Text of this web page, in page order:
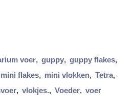
voer, guppy, guppy flakes,
mini flakes, mini vlokken, Tetra,
, vlokjes., Voeder, voer